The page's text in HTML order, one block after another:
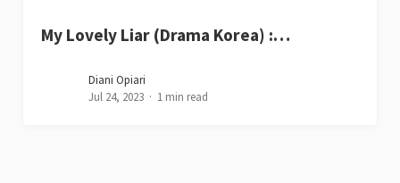
My Lovely Liar (Drama Korea) :…
Diani Opiari
Jul 24, 2023
1 min read